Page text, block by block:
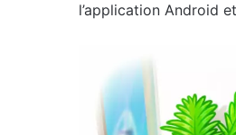
l’application Android